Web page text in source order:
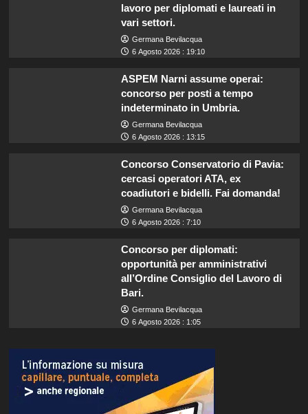
lavoro per diplomati e laureati in
vari settori.
Germana Bevilacqua
6 Agosto 2026 : 19:10
ASPEM Narni assume operai:
concorso per posti a tempo
indeterminato in Umbria.
Germana Bevilacqua
6 Agosto 2026 : 13:15
Concorso Conservatorio di Pavia:
cercasi operatori ATA, ex
coadiutori e bidelli. Fai domanda!
Germana Bevilacqua
6 Agosto 2026 : 7:10
Concorso per diplomati:
opportunità per amministrativi
all’Ordine Consiglio del Lavoro di
Bari.
Germana Bevilacqua
6 Agosto 2026 : 1:05